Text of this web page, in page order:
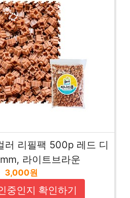
러 리필팩 500p 레드 디
라이트브라운
3,000원
중인지 확인하기